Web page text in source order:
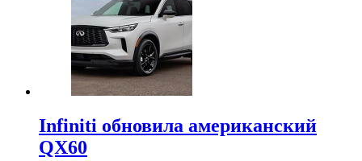
Infiniti обновила американский
QX60